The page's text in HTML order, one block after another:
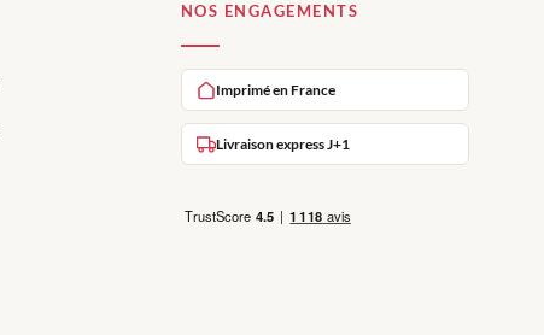
NOS ENGAGEMENTS
Imprimé en France
Livraison express J+1